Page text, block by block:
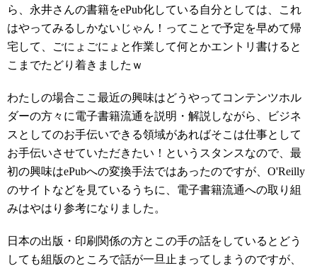
ら、永井さんの書籍をePub化している自分としては、これ
はやってみるしかないじゃん！ってことで予定を早めて帰
宅して、ごにょごにょと作業して何とかエントリ書けると
こまでたどり着きましたｗ
わたしの場合ここ最近の興味はどうやってコンテンツホル
ダーの方々に電子書籍流通を説明・解説しながら、ビジネ
スとしてのお手伝いできる領域があればそこは仕事として
お手伝いさせていただきたい！というスタンスなので、最
初の興味はePubへの変換手法ではあったのですが、O'Reilly
のサイトなどを見ているうちに、電子書籍流通への取り組
みはやはり参考になりました。
日本の出版・印刷関係の方とこの手の話をしているとどう
しても組版のところで話が一旦止まってしまうのですが、